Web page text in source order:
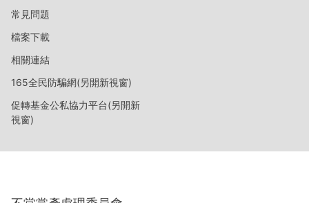
常見問題
檔案下載
相關連結
165全民防騙網(另開新視窗)
促轉基金公私協力平台(另開新
視窗)